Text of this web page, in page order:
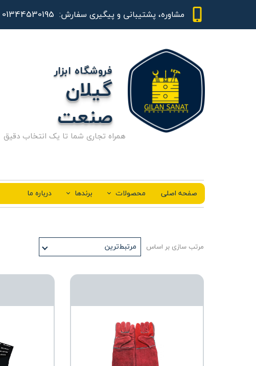
مشاوره، پشتیبانی و پیگیری سفارش:01344530195 - 09111843948
صفحه اصلی محصولات برندها درباره ما
گیلان
صنعت
فروشگاه ابزار
همراه تجاری شما تا یک انتخاب دقیق
مرتب سازی بر اساس مرتبط‌ترین